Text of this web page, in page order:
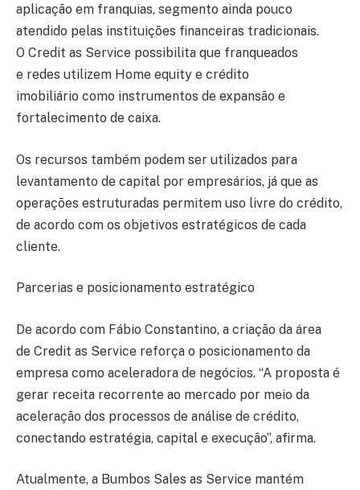
aplicação em franquias, segmento ainda pouco
atendido pelas instituições financeiras tradicionais.
O Credit as Service possibilita que franqueados
e redes utilizem Home equity e crédito
imobiliário como instrumentos de expansão e
fortalecimento de caixa.
Os recursos também podem ser utilizados para
levantamento de capital por empresários, já que as
operações estruturadas permitem uso livre do crédito,
de acordo com os objetivos estratégicos de cada
cliente.
Parcerias e posicionamento estratégico
De acordo com Fábio Constantino, a criação da área
de Credit as Service reforça o posicionamento da
empresa como aceleradora de negócios. “A proposta é
gerar receita recorrente ao mercado por meio da
aceleração dos processos de análise de crédito,
conectando estratégia, capital e execução”, afirma.
Atualmente, a Bumbos Sales as Service mantém